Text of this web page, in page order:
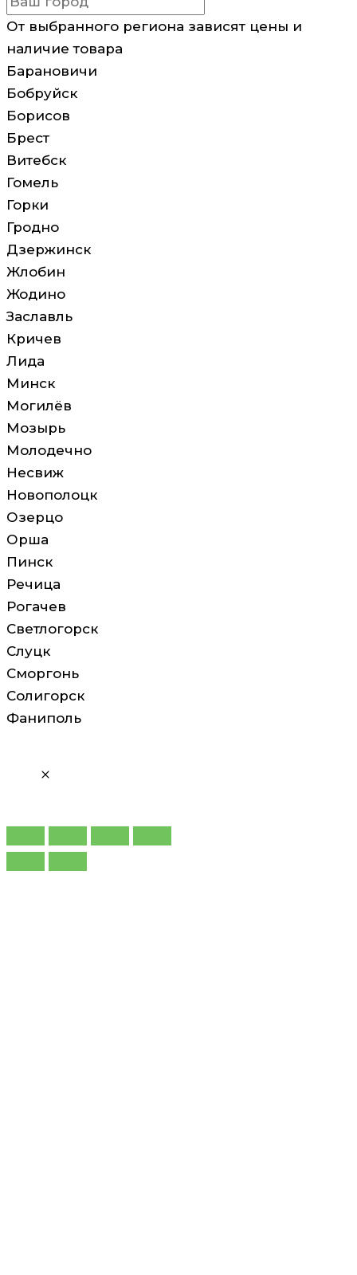
От выбранного региона зависят цены и
наличие товара
Барановичи
Бобруйск
Борисов
Брест
Витебск
Гомель
Горки
Гродно
Дзержинск
Жлобин
Жодино
Заславль
Кричев
Лида
Минск
Могилёв
Мозырь
Молодечно
Несвиж
Новополоцк
Озерцо
Орша
Пинск
Речица
Рогачев
Светлогорск
Слуцк
Сморгонь
Солигорск
Фаниполь